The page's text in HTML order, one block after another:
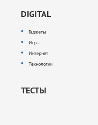
DIGITAL
Гаджеты
Игры
Интернет
Технологии
ТЕСТЫ